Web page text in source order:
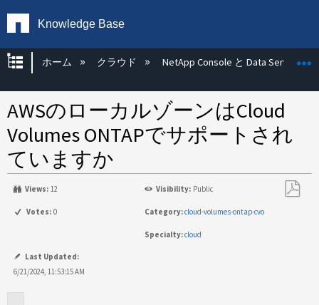
Knowledge Base
グローバル階層を展開/折りたたむ
ホーム クラウド NetApp Console と Data Services
AWSのローカルゾーンはCloud
Volumes ONTAPでサポートされ
ていますか
Views: 12 Visibility: Public
Votes: 0 Category:cloud-volumes-ontap-cvo
Specialty:cloud
Last Updated:
6/21/2024, 11:53:15 AM